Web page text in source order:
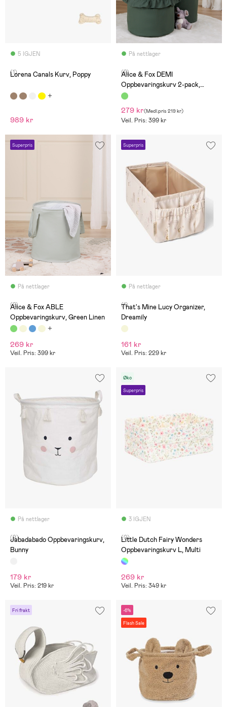
5 IGJEN
(1)
Lorena Canals Kurv, Poppy
989 kr
På nettlager
(2)
Alice & Fox DEMI
Oppbevaringskurv 2-pack,
Dusty Green
279 kr(Medl.pris 219 kr)
Veil. Pris: 399 kr
Superpris
På nettlager
(2)
Alice & Fox ABLE
Oppbevaringskurv, Green Linen
269 kr
Veil. Pris: 399 kr
Superpris
På nettlager
(1)
That's Mine Lucy Organizer,
Dreamily
161 kr
Veil. Pris: 229 kr
På nettlager
(9)
Jabadabado Oppbevaringskurv,
Bunny
179 kr
Veil. Pris: 219 kr
Øko
Superpris
3 IGJEN
(0)
Little Dutch Fairy Wonders
Oppbevaringskurv L, Multi
269 kr
Veil. Pris: 349 kr
Fri frakt -6%
Flash Sale